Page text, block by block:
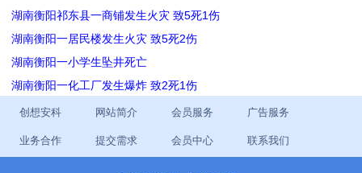
湖南衡阳祁东县一商铺发生火灾 致5死1伤
湖南衡阳一居民楼发生火灾 致5死2伤
湖南衡阳一小学生坠井死亡
湖南衡阳一化工厂发生爆炸 致2死1伤
创想安科 网站简介 会员服务 广告服务
业务合作 提交需求 会员中心 联系我们